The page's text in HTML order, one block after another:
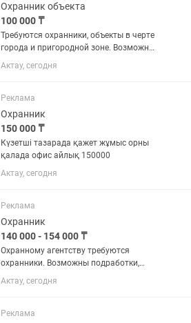
Охранник объекта
100 000 ₸
Требуются охранники, объекты в черте
города и пригородной зоне. Возможны
подработки, соответственно
заработная плата выше заявленной
Актау, сегодня
Реклама
Охранник
150 000 ₸
Күзетші тазарада қажет жұмыс орны
қалада офис айлық 150000
Актау, сегодня
Реклама
Охранник
140 000 - 154 000 ₸
Охранному агентству требуются
охранники. Возможны подработки,
соответственно з/плата может быть
выше заявленной.
Актау, сегодня
Реклама